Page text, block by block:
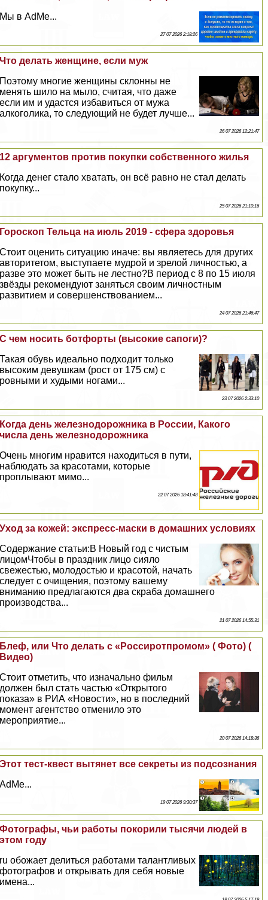
Мы в AdMe...
27 07 2026 2:18:26
Что делать женщине, если муж
Поэтому многие женщины склонны не
менять шило на мыло, считая, что даже
если им и удастся избавиться от мужа
алкоголика, то следующий не будет лучше...
26 07 2026 12:21:47
12 аргументов против покупки собственного жилья
Когда денег стало хватать, он всё равно не стал делать
покупку...
25 07 2026 21:10:16
Гороскоп Тельца на июль 2019 - сфера здоровья
Стоит оценить ситуацию иначе: вы являетесь для других
авторитетом, выступаете мудрой и зрелой личностью, а
разве это может быть не лестно?В период с 8 по 15 июля
звёзды рекомендуют заняться своим личностным
развитием и совершенствованием...
24 07 2026 21:46:47
С чем носить ботфорты (высокие сапоги)?
Такая обувь идеально подходит только
высоким дeвyшкам (рост от 175 см) с
ровными и худыми ногами...
23 07 2026 2:33:10
Когда день железнодорожника в России, Какого
числа день железнодорожника
Очень многим нравится находиться в пути,
наблюдать за красотами, которые
проплывают мимо...
22 07 2026 18:41:48
Уход за кожей: экспресс-маски в домашних условиях
Содержание статьи:В Новый год с чистым
лицомЧтобы в праздник лицо сияло
свежестью, молодостью и красотой, начать
следует с очищения, поэтому вашему
вниманию предлагаются два скpaба домашнего
производства...
21 07 2026 14:55:31
Блеф, или Что делать с «Россиротпромом» ( Фото) (
Видео)
Стоит отметить, что изначально фильм
должен был стать частью «Открытого
показа» в РИА «Новости», но в последний
момент агентство отменило это
мероприятие...
20 07 2026 14:18:36
Этот тест-квест вытянет все секреты из подсознания
AdMe...
19 07 2026 9:30:37
Фотографы, чьи работы покорили тысячи людей в
этом году
ru обожает делиться работами талантливых
фотографов и открывать для себя новые
имена...